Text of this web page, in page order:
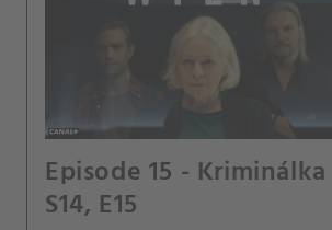
Episode 15 -
S14, E15